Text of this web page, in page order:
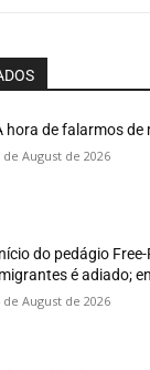
hora de falarmos de
de August de 2026
do pedágio
é adiado;
de August de 2026